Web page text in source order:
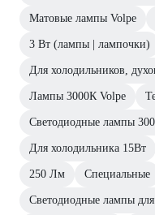
Матовые лампы Volpe
3 Вт (лампы | лампочки)
Для холодильников,
Лампы 3000К Volpe
Светодиодные лампы
Для холодильника 15Вт
250 Лм Специальные
Светодиодные лампы